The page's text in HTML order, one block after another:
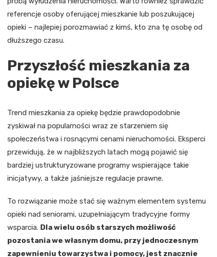
referencje osoby oferującej mieszkanie lub poszukującej
opieki – najlepiej porozmawiać z kimś, kto zna tę osobę od
dłuższego czasu.
Przyszłość mieszkania za
opiekę w Polsce
Trend mieszkania za opiekę będzie prawdopodobnie
zyskiwał na popularności wraz ze starzeniem się
społeczeństwa i rosnącymi cenami nieruchomości. Eksperci
przewidują, że w najbliższych latach mogą pojawić się
bardziej ustrukturyzowane programy wspierające takie
inicjatywy, a także jaśniejsze regulacje prawne.
To rozwiązanie może stać się ważnym elementem systemu
opieki nad seniorami, uzupełniającym tradycyjne formy
wsparcia. Dla wielu osób starszych możliwość
pozostania we własnym domu, przy jednoczesnym
zapewnieniu towarzystwa i pomocy, jest znacznie